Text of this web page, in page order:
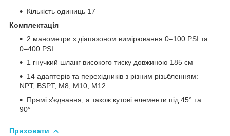
Кількість одиниць 17
Комплектація
2 манометри з діапазоном вимірювання 0–100 PSI та
0–400 PSI
1 гнучкий шланг високого тиску довжиною 185 см
14 адаптерів та перехідників з різним різьбленням:
NPT, BSPT, M8, M10, M12
Прямі з'єднання, а також кутові елементи під 45° та
90°
Приховати